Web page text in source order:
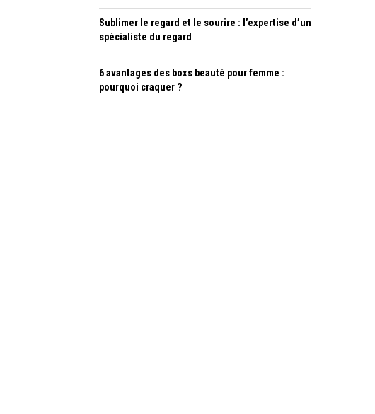
Sublimer le regard et le sourire : l’expertise d’un
spécialiste du regard
6 avantages des boxs beauté pour femme :
pourquoi craquer ?